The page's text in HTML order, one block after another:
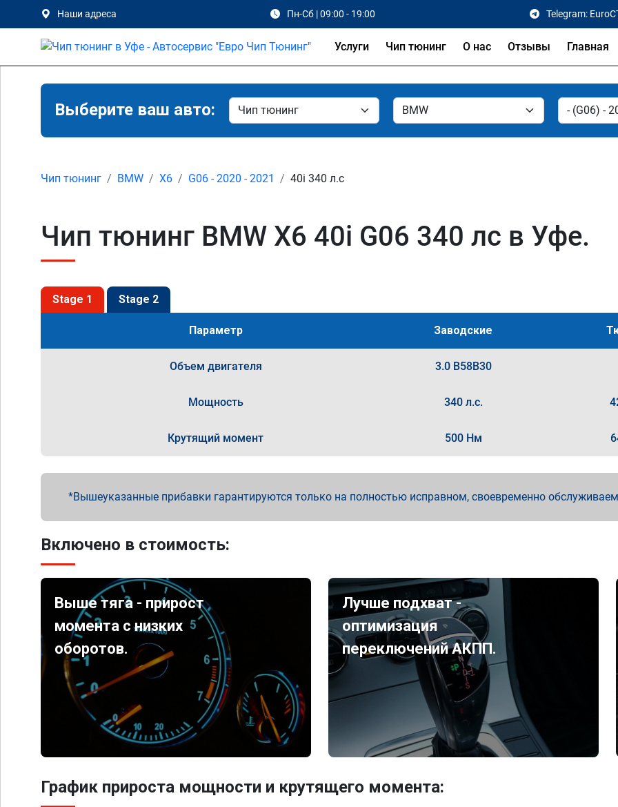
Наши адреса Пн-Сб | 09:00 - 19:00 Telegram:
Услуги Чип тюнинг О нас Отзывы Главная
Выберите ваш авто:
Чип тюнинг BMW X6 G06 - 2020 - 2021 40i 340 л.с
Чип тюнинг BMW X6 40i G06 340 лс в Уфе.
Stage 1 Stage 2
Параметр Заводские
Объем двигателя 3.0 B58B30
Мощность 340 л.с.
Крутящий момент 500 Нм
Вышеуказанные прибавки гарантируются только на полностью исправном, своевременно
Включено в стоимость:
Выше тяга - прирост
момента с низких
оборотов.
Лучше подхват -
оптимизация
переключений АКПП.
График прироста мощности и крутящего момента: